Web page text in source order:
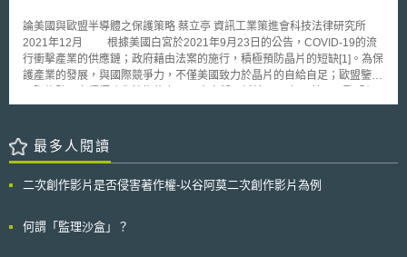
義組織數位信任流程，包括制定計劃所需時程、預算及優先實施領域，調整
目前現有管理流程，並識別現有資料資產；最後，針對技術使用，可考慮使
用AI監控、雲端管理系統以及區塊鏈等，以監測資料之使用正確性及近用權
限管理。 4.監控及滾動調整（monitor and sustain）：建立數位信任框
架後，需持續建構相關績效及風險評估程序，以確保框架之穩定，並根據不
斷變化的數位信任期望持續改善，以及定期向董事會報告。
促成資料驅動經濟的全球化發展。 歐盟指委會並指出，推動巨量資料
政策的施行尚仰賴於其他的行動計畫以及各個會員國之間的合作 。而在資
料蒐集與利用逐漸擴張的情形下，歐盟執委會更於2014年7月2日發出聲
明，要求各國政府應重視巨量資料帶來的問題，並且指出在巨量資料的公共
諮詢中，有主要四個問題: (1)缺乏跨境的合作(2)未具有充分設施以及資金資
下，設立巨量資料中心，將以資料為基礎，將之與雲端使用構成供給鏈，藉
此幫助中小企業。 3. 當透過智慧聯網，及機器與機器間通訊取得資料時，
應針對資料所有權以及責任規範建立新的準則。 4. 建構資料標準，找出潛
策推動下，共同建立有助資料經濟發展基礎架構及環境，並鼓勵產業界共同
論美國與歐盟半導體之保護策略 蔡立亭 資訊工業策進會科技法律研究所
2021年12月 根據美國白宮於2021年9月23日的公告，COVID-19的流
行衝擊產業的供應鏈；政府藉由法案的施行，積極預防晶片的短缺[1]。為保
護產業的發展，與國際競爭力，不僅美國致力於晶片的自給自足；歐盟鑒於
進半導體發展的策略，並聚焦於相關的法制與聯盟。 壹、事件摘要 據
體的產量占比，已明顯下降，並欠缺先進技術的能力[3]。申言之，美國於半
導體生產的量與質，皆已呈現危機。基於穩定國內產業之供需，和提升半導
業並組成聯盟凝聚共識，共同維護半導體供應鏈之健全。 歐洲亦致力
歐盟並另成立「處理器與半導體技術聯盟」（the Alliance for Processors
最多人閱讀
二次創作影片是否侵害著作權-以谷阿莫二次創作影片為例
何謂「監理沙盒」？